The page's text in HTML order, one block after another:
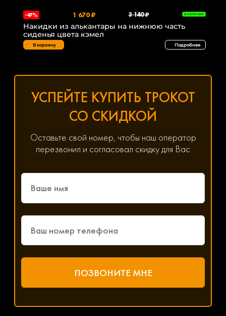
-47% 1 670 ₽ 3 140 ₽ В НАЛИЧИИ
Накидки из алькантары на нижнюю часть
сиденья цвета кэмел
В корзину Подробнее
УСПЕЙТЕ КУПИТЬ ТРОКОТ
СО СКИДКОЙ
Оставьте свой номер, чтобы наш оператор
перезвонил и согласовал скидку для Вас